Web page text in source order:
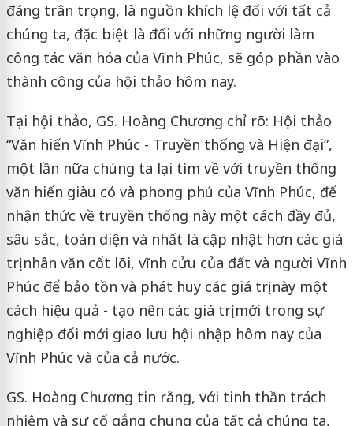
đáng trân trọng, là nguồn khích lệ đối với tất cả
chúng ta, đặc biệt là đối với những người làm
công tác văn hóa của Vĩnh Phúc, sẽ góp phần vào
thành công của hội thảo hôm nay.
Tại hội thảo, GS. Hoàng Chương chỉ rõ: Hội thảo
“Văn hiến Vĩnh Phúc - Truyền thống và Hiện đại”,
một lần nữa chúng ta lại tìm về với truyền thống
văn hiến giàu có và phong phú của Vĩnh Phúc, để
nhận thức về truyền thống này một cách đầy đủ,
sâu sắc, toàn diện và nhất là cập nhật hơn các giá
trị nhân văn cốt lõi, vĩnh cửu của đất và người Vĩnh
Phúc để bảo tồn và phát huy các giá trị này một
cách hiệu quả - tạo nên các giá trị mới trong sự
nghiệp đổi mới giao lưu hội nhập hôm nay của
Vĩnh Phúc và của cả nước.
GS. Hoàng Chương tin rằng, với tinh thần trách
nhiệm và sự cố gắng chung của tất cả chúng ta,